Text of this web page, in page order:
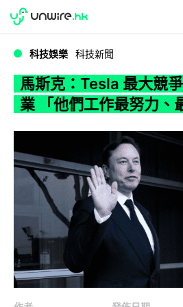
WWDC 2026
科技娛樂 科技新聞
馬斯克：Tesla 最大競
業 「他們工作最努力、